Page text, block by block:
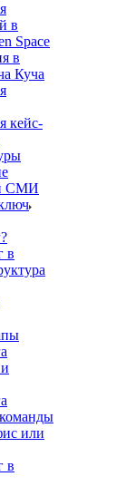
в
Space
в
Куча
кейс-
СМИ
в
или
в